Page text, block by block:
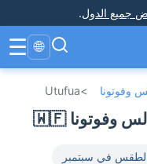
جميع الدول.
🌐
☰
وفوتونا >
Utufua
في سبتمبر